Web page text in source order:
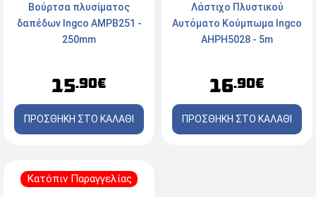
Βούρτσα πλυσίματος
δαπέδων Ingco AMPB251 -
250mm
15.90€
ΠΡΟΣΘΗΚΗ ΣΤΟ ΚΑΛΑΘΙ
Λάστιχο Πλυστικού
Αυτόματο Κούμπωμα Ingco
AHPH5028 - 5m
16.90€
ΠΡΟΣΘΗΚΗ ΣΤΟ ΚΑΛΑΘΙ
Κατόπιν Παραγγελίας